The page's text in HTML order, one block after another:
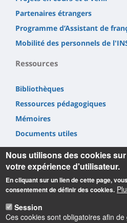
Partenaires étrangers
Programme d’Assistant de
Mobilité des personnels de
Ressources
Bibliothèques
Ressources pédagogiques
Mémoires
Documents utiles
INSPÉ Centre Val de Loire
Nous utilisons des cookies
votre expérience d'utilisateur.
En cliquant sur un lien de cette page,
consentement de définir des cookies.
Session
Ces cookies sont obligatoires afin